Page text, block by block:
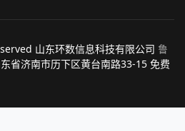
山东环数信息科技有限公司 鲁
省济南市历下区黄台南路33-15 免费